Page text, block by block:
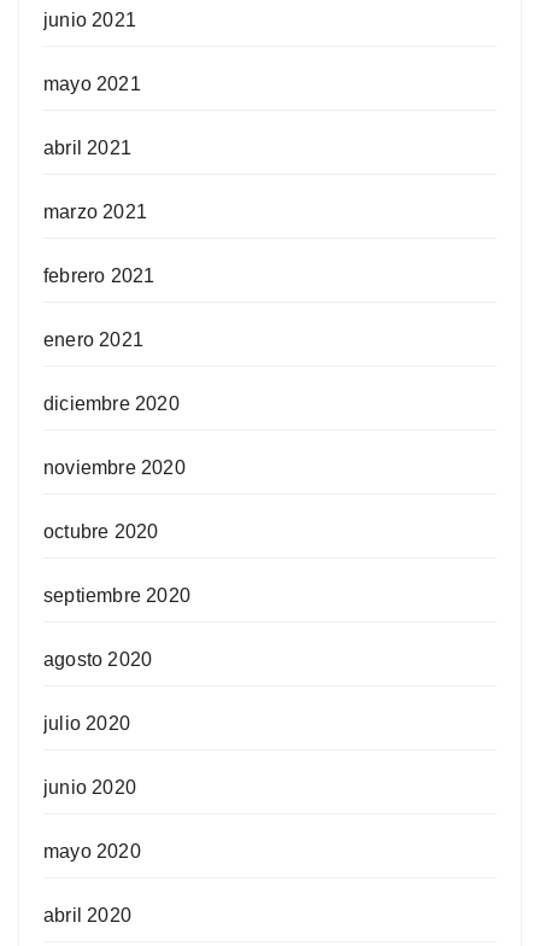
junio 2021
mayo 2021
abril 2021
marzo 2021
febrero 2021
enero 2021
diciembre 2020
noviembre 2020
octubre 2020
septiembre 2020
agosto 2020
julio 2020
junio 2020
mayo 2020
abril 2020